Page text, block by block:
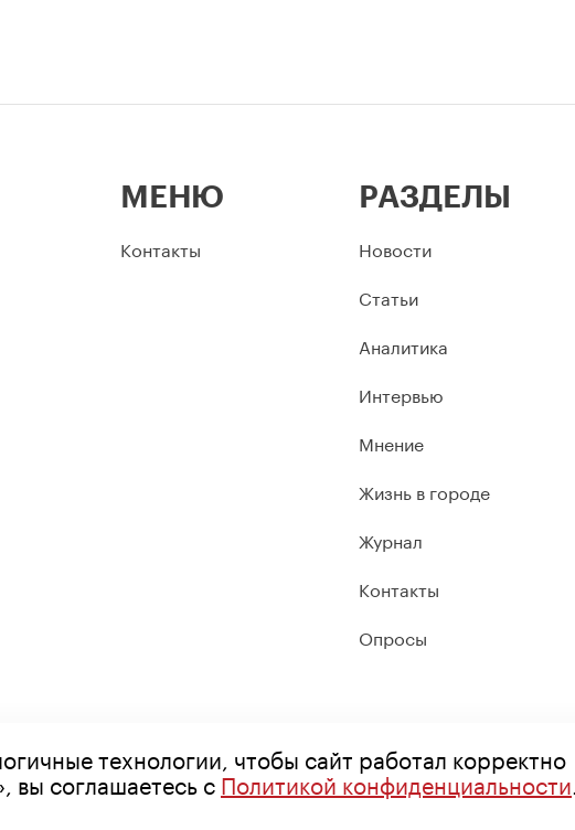
МЕНЮ
Контакты
РАЗДЕЛЫ
Новости
Статьи
Аналитика
Интервью
Мнение
Жизнь в городе
Журнал
Контакты
Опросы
технологии, чтобы сайт работал корректно
вы соглашаетесь сПолитикой конфиденциальности